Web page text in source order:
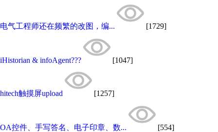
电气工程师还在频繁的改图，编... [1729]
iHistorian & infoAgent??? [1047]
hitech触摸屏upload [1257]
OA控件、手写答名、电子印章、数... [554]